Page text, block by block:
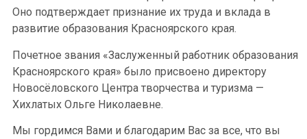
Оно подтверждает признание их труда и вклада в
развитие образования Красноярского края.
Почетное звания «Заслуженный работник образования
Красноярского края» было присвоено директору
Новосёловского Центра творчества и туризма —
Хихлатых Ольге Николаевне.
Мы гордимся Вами и благодарим Вас за все, что вы